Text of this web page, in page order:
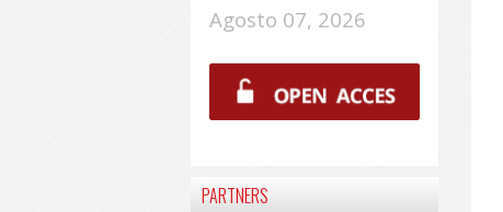
Agosto 07, 2026
PARTNERS